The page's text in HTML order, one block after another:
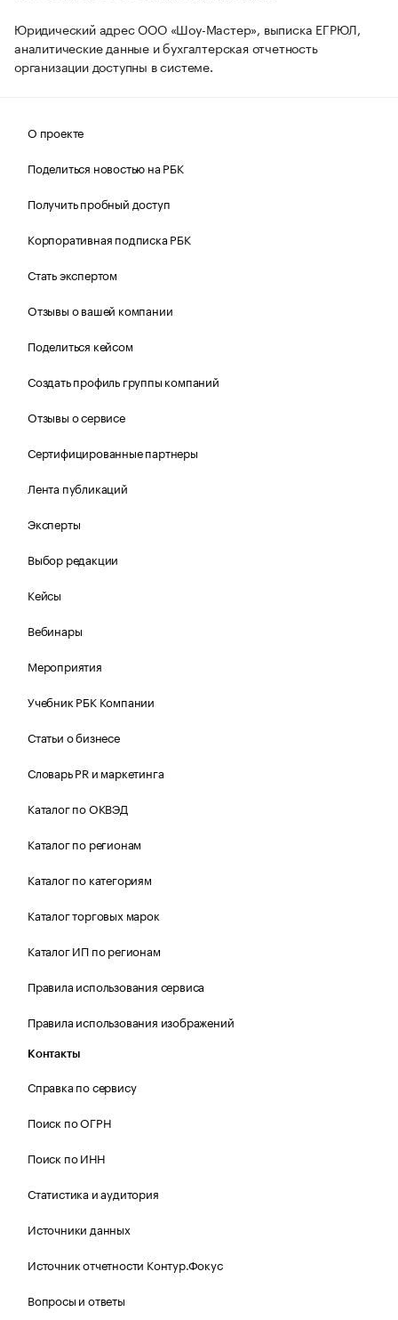
Юридический адрес ООО «Шоу-Мастер», выписка ЕГРЮЛ,
аналитические данные и бухгалтерская отчетность
организации доступны в системе.
О проекте
Поделиться новостью на РБК
Получить пробный доступ
Корпоративная подписка РБК
Стать экспертом
Отзывы о вашей компании
Поделиться кейсом
Создать профиль группы компаний
Отзывы о сервисе
Сертифицированные партнеры
Лента публикаций
Эксперты
Выбор редакции
Кейсы
Вебинары
Мероприятия
Учебник РБК Компании
Статьи о бизнесе
Словарь PR и маркетинга
Каталог по ОКВЭД
Каталог по регионам
Каталог по категориям
Каталог торговых марок
Каталог ИП по регионам
Правила использования сервиса
Правила использования изображений
Контакты
Справка по сервису
Поиск по ОГРН
Поиск по ИНН
Статистика и аудитория
Источники данных
Источник отчетности Контур.Фокус
Вопросы и ответы